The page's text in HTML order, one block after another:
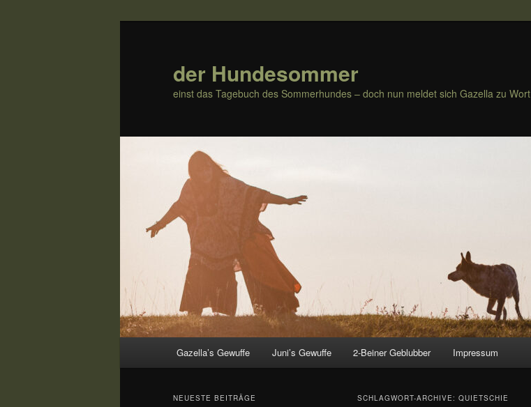
der Hundesommer
einst das Tagebuch des Sommerhundes – doch nun meldet sich Gazella zu Wort
Gazella’s Gewuffe Juni’s Gewuffe 2-Beiner Geblubber Impressum
SCHLAGWORT-ARCHIVE: QUIETSCHIE
NEUESTE BEITRÄGE